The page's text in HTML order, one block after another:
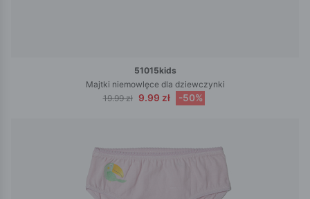
51015kids
Majtki niemowlęce dla dziewczynki
19.99 zł 9.99 zł -50%